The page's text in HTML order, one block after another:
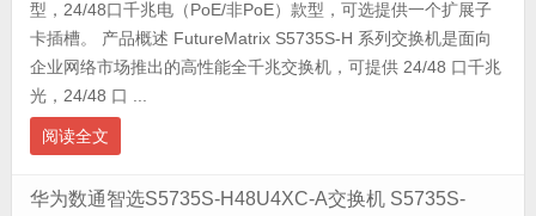
型，24/48口千兆电（PoE/非PoE）款型，可选提供一个扩展子
卡插槽。 产品概述 FutureMatrix S5735S-H 系列交换机是面向
企业网络市场推出的高性能全千兆交换机，可提供 24/48 口千兆
光，24/48 口 ...
阅读全文
华为数通智选S5735S-H48U4XC-A交换机 S5735S-